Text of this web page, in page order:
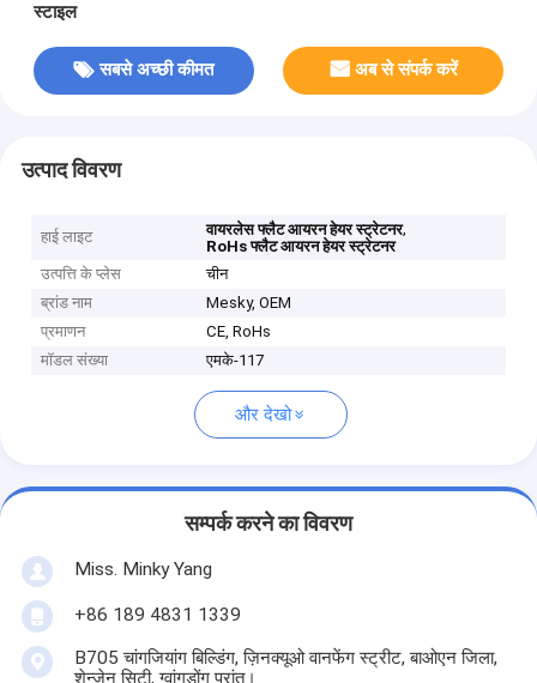
स्टाइल
सबसे अच्छी कीमत अब से संपर्क करें
उत्पाद विवरण
हाई लाइट वायरलेस फ्लैट आयरन हेयर स्ट्रेटनर,
RoHs फ्लैट आयरन हेयर स्ट्रेटनर
उत्पत्ति के प्लेस
चीन
ब्रांड नाम
Mesky, OEM
प्रमाणन
CE, RoHs
मॉडल संख्या
एमके-117
और देखो
सम्पर्क करने का विवरण
Miss. Minky Yang
+86 189 4831 1339
B705 चांगजियांग बिल्डिंग, ज़िनक्यूओ वानफेंग स्ट्रीट, बाओएन जिला,